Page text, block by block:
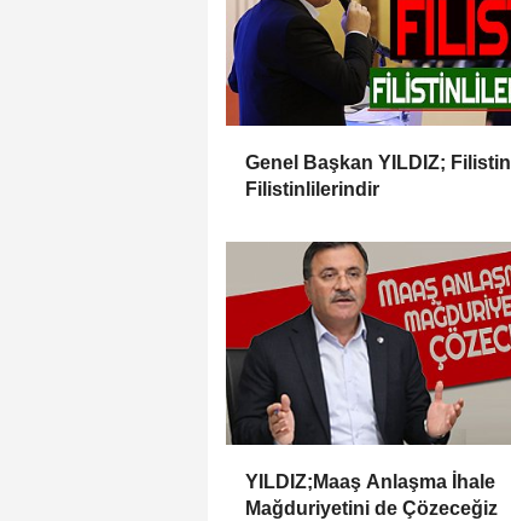
Genel Başkan YILDIZ; Filistin
Filistinlilerindir
YILDIZ;Maaş Anlaşma İhale
Mağduriyetini de Çözeceğiz